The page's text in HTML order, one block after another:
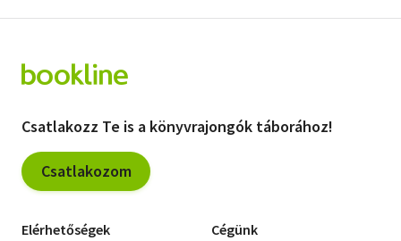
Csatlakozz Te is a könyvrajongók táborához!
Csatlakozom
Elérhetőségek Cégünk